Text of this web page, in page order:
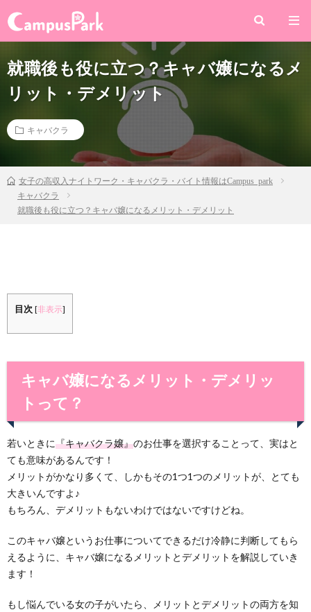
就職後も役に立つ？キャバ嬢になるメ
リット・デメリット
キャバクラ
女子の高収入ナイトワーク・キャバクラ・バイト情報はCampus park
キャバクラ
就職後も役に立つ？キャバ嬢になるメリット・デメリット
目次 [非表示]
キャバ嬢になるメリット・デメリッ
トって？
若いときに『キャバクラ嬢』のお仕事を選択することって、実はと
ても意味があるんです！
メリットがかなり多くて、しかもその1つ1つのメリットが、とても
大きいんですよ♪
もちろん、デメリットもないわけではないですけどね。
このキャバ嬢というお仕事についてできるだけ冷静に判断してもら
えるように、キャバ嬢になるメリットとデメリットを解説していき
ます！
もし悩んでいる女の子がいたら、メリットとデメリットの両方を知